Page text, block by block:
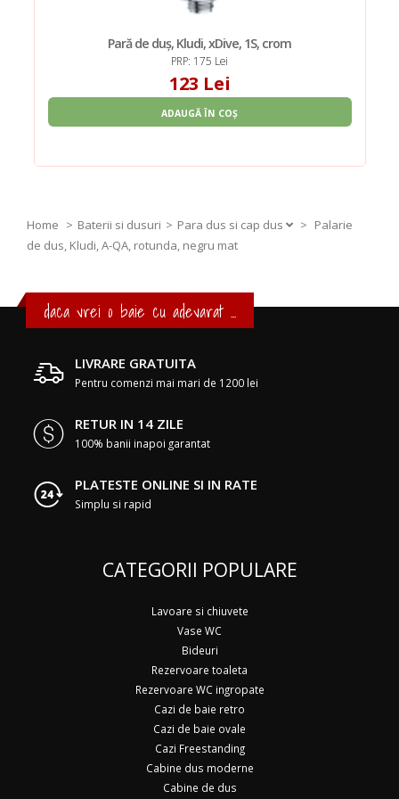
Pară de duș, Kludi, xDive, 1S, crom
PRP: 175 Lei
123 Lei
ADAUGĂ ÎN COȘ
Home Baterii si dusuri Para dus si cap dus > Palarie
de dus, Kludi, A-QA, rotunda, negru mat
daca vrei o baie cu adevarat ...
LIVRARE GRATUITA
Pentru comenzi mai mari de 1200 lei
RETUR IN 14 ZILE
100% banii inapoi garantat
PLATESTE ONLINE SI IN RATE
Simplu si rapid
CATEGORII POPULARE
Lavoare si chiuvete
Vase WC
Bideuri
Rezervoare toaleta
Rezervoare WC ingropate
Cazi de baie retro
Cazi de baie ovale
Cazi Freestanding
Cabine dus moderne
Cabine de dus